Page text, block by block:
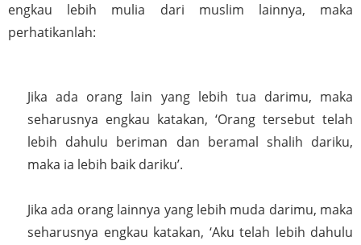
engkau lebih mulia dari muslim lainnya, maka
perhatikanlah:
Jika ada orang lain yang lebih tua darimu, maka
seharusnya engkau katakan, ‘Orang tersebut telah
lebih dahulu beriman dan beramal shalih dariku,
maka ia lebih baik dariku’.
Jika ada orang lainnya yang lebih muda darimu, maka
seharusnya engkau katakan, ‘Aku telah lebih dahulu